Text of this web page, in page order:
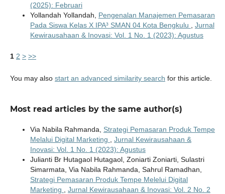
(2025): Februari
Yollandah Yollandah, Pengenalan Manajemen Pemasaran
Pada Siswa Kelas X IPA³ SMAN 04 Kota Bengkulu
Jurnal
Kewirausahaan & Inovasi: Vol. 1 No. 1 (2023): Agustus
1 2 > >>
You may also start an advanced similarity search for this article.
Most read articles by the same author(s)
Via Nabila Rahmanda, Strategi Pemasaran Produk Tempe
Melalui Digital Marketing
Jurnal Kewirausahaan &
Inovasi: Vol. 1 No. 1 (2023): Agustus
Julianti Br Hutagaol Hutagaol, Zoniarti Zoniarti, Sulastri
Simarmata, Via Nabila Rahmanda, Sahrul Ramadhan,
Strategi Pemasaran Produk Tempe Melelui Digital
Marketing
Jurnal Kewirausahaan & Inovasi: Vol. 2 No. 2